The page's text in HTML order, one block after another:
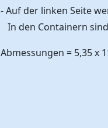
- Auf der linken Seite
In den Containern
Abmessungen = 5,35 x